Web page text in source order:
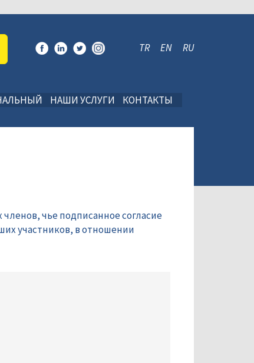
TR EN RU
НАШИ УСЛУГИ КОНТАКТЫ
чье подписанное согласие
участников, в отношении